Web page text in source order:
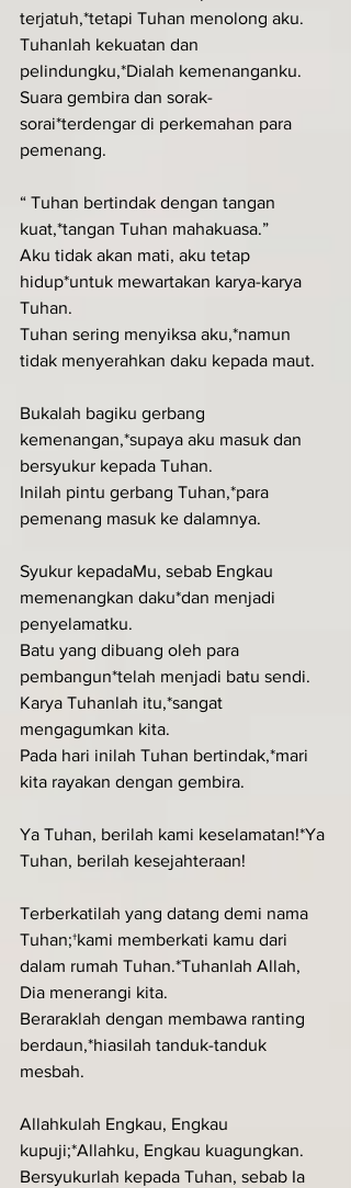
terjatuh,*tetapi Tuhan menolong aku.
Tuhanlah kekuatan dan
pelindungku,*Dialah kemenanganku.
Suara gembira dan sorak-
sorai*terdengar di perkemahan para
pemenang.
“ Tuhan bertindak dengan tangan
kuat,*tangan Tuhan mahakuasa.”
Aku tidak akan mati, aku tetap
hidup*untuk mewartakan karya-karya
Tuhan.
Tuhan sering menyiksa aku,*namun
tidak menyerahkan daku kepada maut.
Bukalah bagiku gerbang
kemenangan,*supaya aku masuk dan
bersyukur kepada Tuhan.
Inilah pintu gerbang Tuhan,*para
pemenang masuk ke dalamnya.
Syukur kepadaMu, sebab Engkau
memenangkan daku*dan menjadi
penyelamatku.
Batu yang dibuang oleh para
pembangun*telah menjadi batu sendi.
Karya Tuhanlah itu,*sangat
mengagumkan kita.
Pada hari inilah Tuhan bertindak,*mari
kita rayakan dengan gembira.
Ya Tuhan, berilah kami keselamatan!*Ya
Tuhan, berilah kesejahteraan!
Terberkatilah yang datang demi nama
Tuhan;†kami memberkati kamu dari
dalam rumah Tuhan.*Tuhanlah Allah,
Dia menerangi kita.
Beraraklah dengan membawa ranting
berdaun,*hiasilah tanduk-tanduk
mesbah.
Allahkulah Engkau, Engkau
kupuji;*Allahku, Engkau kuagungkan.
Bersyukurlah kepada Tuhan, sebab Ia